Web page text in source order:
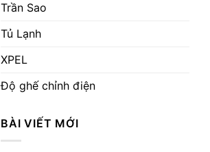
Trần Sao
Tủ Lạnh
XPEL
Độ ghế chỉnh điện
BÀI VIẾT MỚI